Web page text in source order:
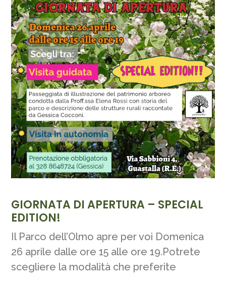
GIORNATA DI APERTURA – SPECIAL
EDITION!
Il Parco dell’Olmo apre per voi Domenica
26 aprile dalle ore 15 alle ore 19.Potrete
scegliere la modalità che preferite